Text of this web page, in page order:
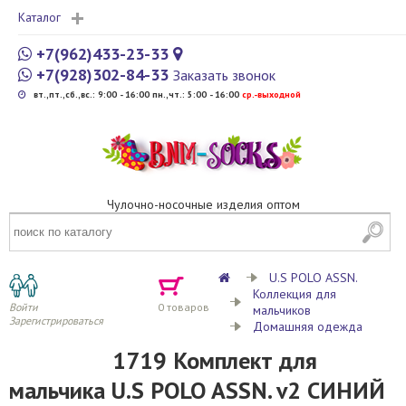
Каталог
+7(962)433-23-33
+7(928)302-84-33 Заказать звонок
вт.,пт.,сб.,вс.: 9:00 - 16:00 пн.,чт.: 5:00 - 16:00 cр.-выходной
Чулочно-носочные изделия оптом
Войти
Зарегистрироваться
0 товаров
U.S POLO ASSN.
Коллекция для
мальчиков
Домашняя одежда
1719 Комплект для
мальчика U.S POLO ASSN. v2 СИНИЙ